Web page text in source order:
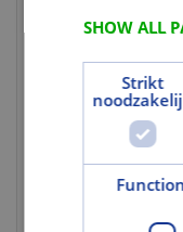
Tekst
toelichting 1
SHOW ALL
Strikt